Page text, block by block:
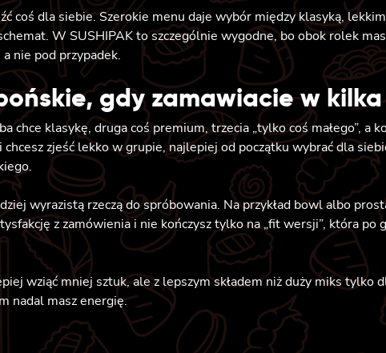
coś dla siebie. Szerokie menu daje wybór między klasyką,
W SUSHIPAK to szczególnie wygodne, bo obok rolek
nie pod przypadek.
gdy zamawiacie w
chce klasykę, druga coś premium, trzecia „tylko coś małego”, a
zjeść lekko w grupie, najlepiej od początku wybrać dla
wyrazistą rzeczą do spróbowania. Na przykład bowl albo
z zamówienia i nie kończysz tylko na „fit wersji”, która po
wziąć mniej sztuk, ale z lepszym składem niż duży miks tylko
nadal masz energię.